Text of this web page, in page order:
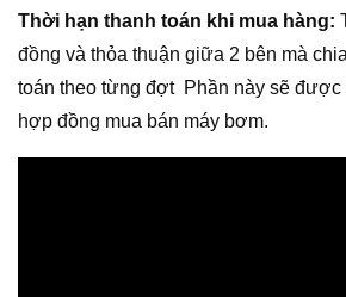
Thời hạn thanh toán khi mua hàng:
đồng và thỏa thuận giữa 2 bên mà
toán theo từng đợt Phần này sẽ được
hợp đồng mua bán máy bơm.